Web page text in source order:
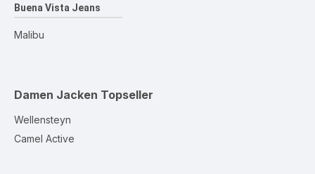
Buena Vista Jeans
Malibu
Damen Jacken Topseller
Wellensteyn
Camel Active